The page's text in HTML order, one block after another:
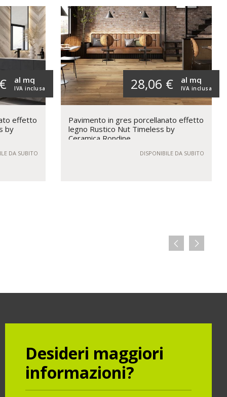
IVA inclusa
al mq
effetto
by
DA SUBITO
28,06 € IVA inclusa
al mq
Pavimento in gres porcellanato effetto
legno Rustico Nut Timeless by
Ceramica Rondine
DISPONIBILE DA SUBITO
Desideri maggiori
informazioni?